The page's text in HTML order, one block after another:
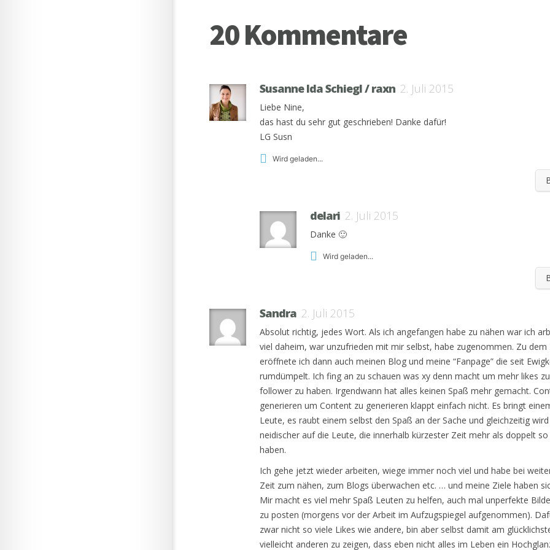
20 Kommentare
Susanne Ida Schiegl / raxn 2. Juli 2015
Liebe Nine,
das hast du sehr gut geschrieben! Danke dafür!
LG Susn
Wird geladen...
delari 2. Juli 2015
Danke 🙂
Wird geladen...
Sandra 2. Juli 2015
Absolut richtig, jedes Wort. Als ich angefangen habe zu nähen war ich
viel daheim, war unzufrieden mit mir selbst, habe zugenommen. Zu
eröffnete ich dann auch meinen Blog und meine “Fanpage” die seit
rumdümpelt. Ich fing an zu schauen was xy denn macht um mehr likes
follower zu haben. Irgendwann hat alles keinen Spaß mehr gemacht.
generieren um Content zu generieren klappt einfach nicht. Es bringt
Leute, es raubt einem selbst den Spaß an der Sache und gleichzeitig
neidischer auf die Leute, die innerhalb kürzester Zeit mehr als doppelt
haben.
Ich gehe jetzt wieder arbeiten, wiege immer noch viel und habe bei
Zeit zum nähen, zum Blogs überwachen etc. … und meine Ziele haben
Mir macht es viel mehr Spaß Leuten zu helfen, auch mal unperfekte
zu posten (morgens vor der Arbeit im Aufzugspiegel aufgenommen).
zwar nicht so viele Likes wie andere, bin aber selbst damit am
vielleicht anderen zu zeigen, dass eben nicht alles im Leben ein